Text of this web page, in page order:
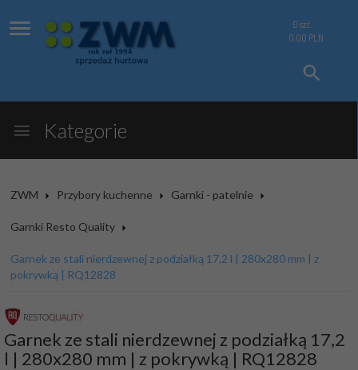
0 szt.
0.00 PLN
Kategorie
ZWM Przybory kuchenne Garnki - patelnie
Garnki Resto Quality
Garnek ze stali nierdzewnej z podziałką 17,2 l | 280x280 mm | z
pokrywką | RQ12828
Garnek ze stali nierdzewnej z podziałką 17,2
l | 280x280 mm | z pokrywką | RQ12828